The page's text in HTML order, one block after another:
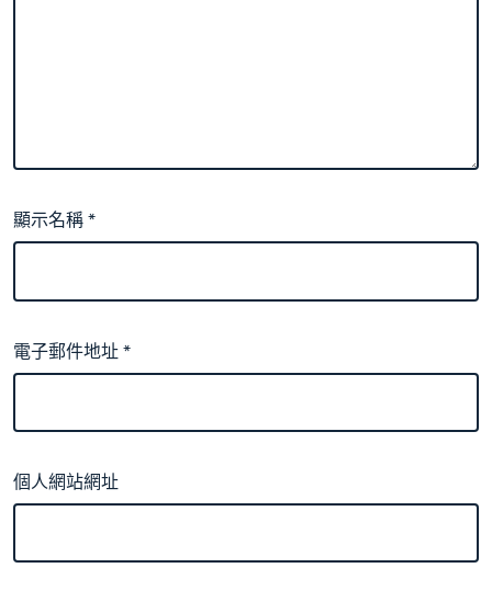
顯示名稱*
電子郵件地址*
個人網站網址